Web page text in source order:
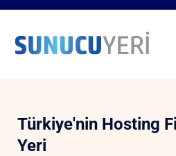
Türkiye'nin Hosting
Yeri